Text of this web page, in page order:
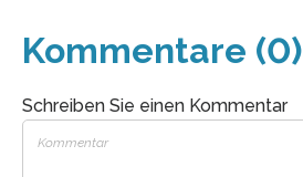
Kommentare (0)
Schreiben Sie einen Kommentar